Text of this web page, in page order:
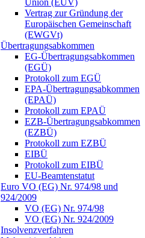
Vertrag zur Gründung der
Europäischen Gemeinschaft
(EWGVt)
Übertragungsabkommen
EG-Übertragungsabkommen
(EGÜ)
Protokoll zum EGÜ
EPA-Übertragungsabkommen
(EPAÜ)
Protokoll zum EPAÜ
EZB-Übertragungsabkommen
(EZBÜ)
Protokoll zum EZBÜ
EIBÜ
Protokoll zum EIBÜ
EU-Beamtenstatut
Euro VO (EG) Nr. 974/98 und
924/2009
VO (EG) Nr. 974/98
VO (EG) Nr. 924/2009
Insolvenzverfahren